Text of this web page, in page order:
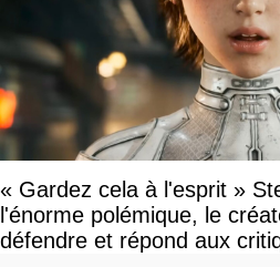
« Gardez cela à l'esprit »
l'énorme polémique, le
défendre et répond aux